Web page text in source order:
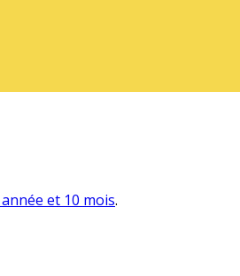
et 10 mois.